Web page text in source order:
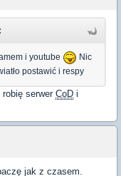
i youtube
Nic
postawić i respy
robię serwer CoD i
jak z czasem.